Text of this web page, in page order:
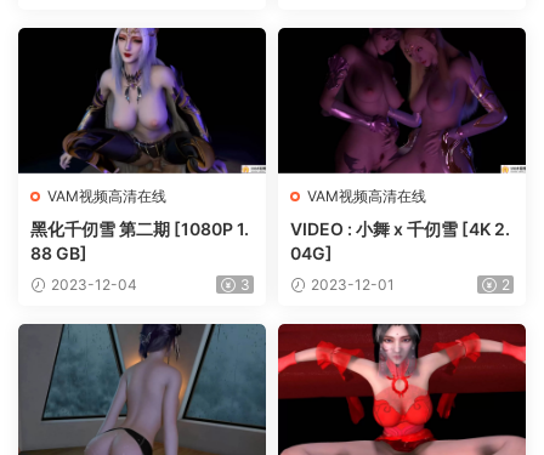
VAM视频高清在线
黑化千仞雪 第二期 [1080P 1.
88 GB]
2023-12-04 3
VAM视频高清在线
VIDEO : 小舞 x 千仞雪 [4K 2.
04G]
2023-12-01 2